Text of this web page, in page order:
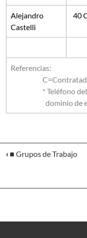
Alejandro
Castelli
40
Referencias:
C=Contratado.
* Teléfono del
dominio de
‹ ■ Grupos de Trabajo